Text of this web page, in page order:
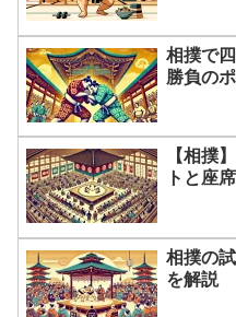
相撲で
勝負の
【相撲
トと座
相撲の
を解説